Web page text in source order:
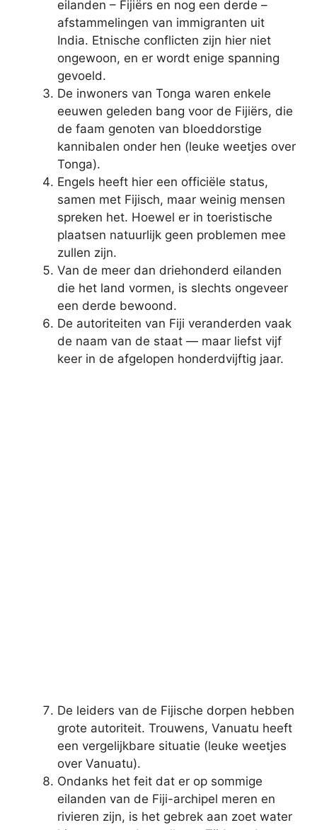
eilanden – Fijiërs en nog een derde –
afstammelingen van immigranten uit
India. Etnische conflicten zijn hier niet
ongewoon, en er wordt enige spanning
gevoeld.
De inwoners van Tonga waren enkele
eeuwen geleden bang voor de Fijiërs, die
de faam genoten van bloeddorstige
kannibalen onder hen (leuke weetjes over
Tonga).
Engels heeft hier een officiële status,
samen met Fijisch, maar weinig mensen
spreken het. Hoewel er in toeristische
plaatsen natuurlijk geen problemen mee
zullen zijn.
Van de meer dan driehonderd eilanden
die het land vormen, is slechts ongeveer
een derde bewoond.
De autoriteiten van Fiji veranderden vaak
de naam van de staat — maar liefst vijf
keer in de afgelopen honderdvijftig jaar.
De leiders van de Fijische dorpen hebben
grote autoriteit. Trouwens, Vanuatu heeft
een vergelijkbare situatie (leuke weetjes
over Vanuatu).
Ondanks het feit dat er op sommige
eilanden van de Fiji-archipel meren en
rivieren zijn, is het gebrek aan zoet water